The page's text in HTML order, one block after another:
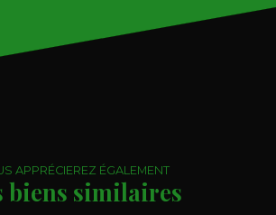
APPRÉCIEREZ ÉGALEMENT
biens similaires